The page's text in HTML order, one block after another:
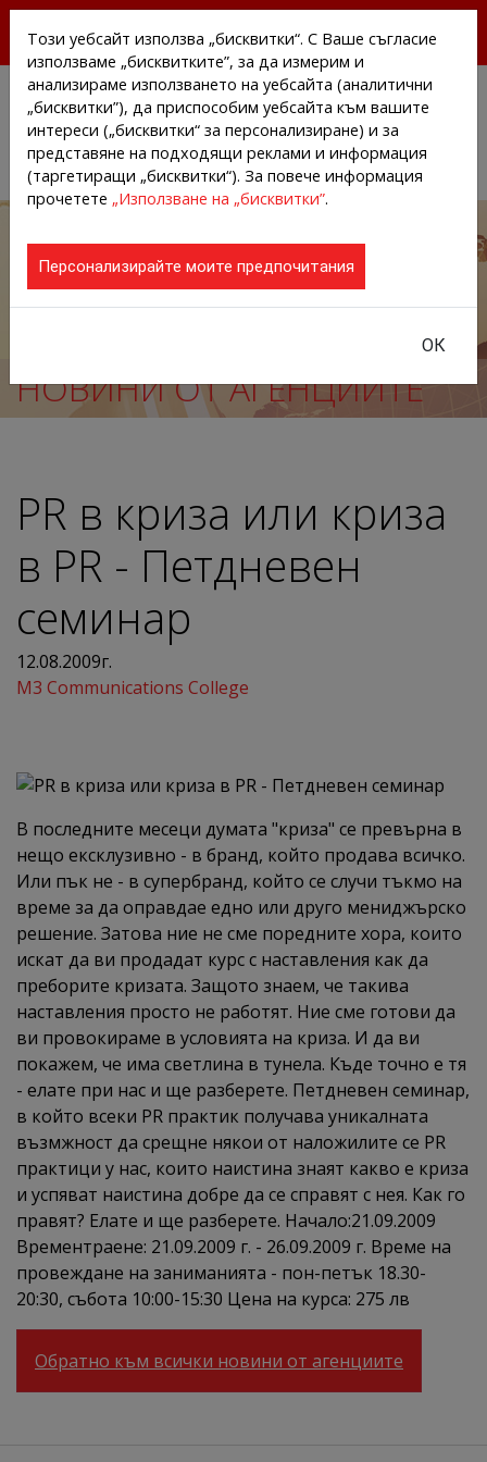
АГЕНЦИИТЕ И КОМПАНИИТЕ
НОВИНИ ОТ АГЕНЦИИТЕ
PR в криза или криза
в PR - Петдневен
семинар
12.08.2009г.
M3 Communications College
В последните месеци думата "криза" се превърна в
нещо ексклузивно - в бранд, който продава всичко.
Или пък не - в супербранд, който се случи тъкмо на
време за да оправдае едно или друго мениджърско
решение. Затова ние не сме поредните хора, които
искат да ви продадат курс с наставления как да
преборите кризата. Защото знаем, че такива
наставления просто не работят. Ние сме готови да
ви провокираме в условията на криза. И да ви
покажем, че има светлина в тунела. Къде точно е тя
- елате при нас и ще разберете. Петдневен семинар,
в който всеки PR практик получава уникалната
възмжност да срещне някои от наложилите се PR
практици у нас, които наистина знаят какво е криза
и успяват наистина добре да се справят с нея. Как го
правят? Елате и ще разберете. Начало:21.09.2009
Врементраене: 21.09.2009 г. - 26.09.2009 г. Време на
провеждане на заниманията - пон-петък 18.30-
20:30, събота 10:00-15:30 Цена на курса: 275 лв
Обратно към всички новини от агенциите
Този уебсайт използва „бисквитки“. С Ваше съгласие
използваме „бисквитките”, за да измерим и
анализираме използването на уебсайта (аналитични
„бисквитки”), да приспособим уебсайта към вашите
интереси („бисквитки“ за персонализиране) и за
представяне на подходящи реклами и информация
(таргетиращи „бисквитки“). За повече информация
прочетете „Използване на „бисквитки”.
Персонализирайте моите предпочитания
ОК